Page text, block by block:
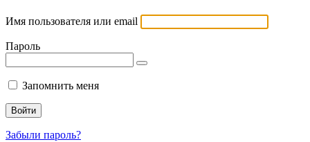
Имя пользователя или email
Пароль
Запомнить меня
Забыли пароль?